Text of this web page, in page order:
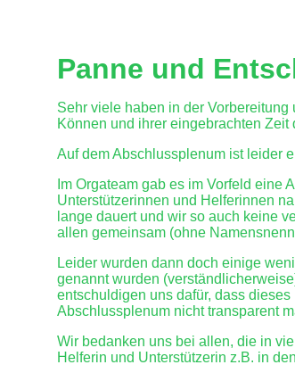
Panne und
Sehr viele haben in der
Können und ihrer eingebrachten
Auf dem Abschlussplenum ist leider
Im Orgateam gab es im Vorfeld eine
Unterstützerinnen und Helferinnen
lange dauert und wir so auch keine
allen gemeinsam (ohne
Leider wurden dann doch einige
genannt wurden
entschuldigen uns dafür, dass
Abschlussplenum nicht transparent
Wir bedanken uns bei allen, die in
Helferin und Unterstützerin z.B. in